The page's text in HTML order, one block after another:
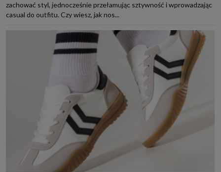
zachować styl, jednocześnie przełamując sztywność i wprowadzając
casual do outfitu. Czy wiesz, jak nos...